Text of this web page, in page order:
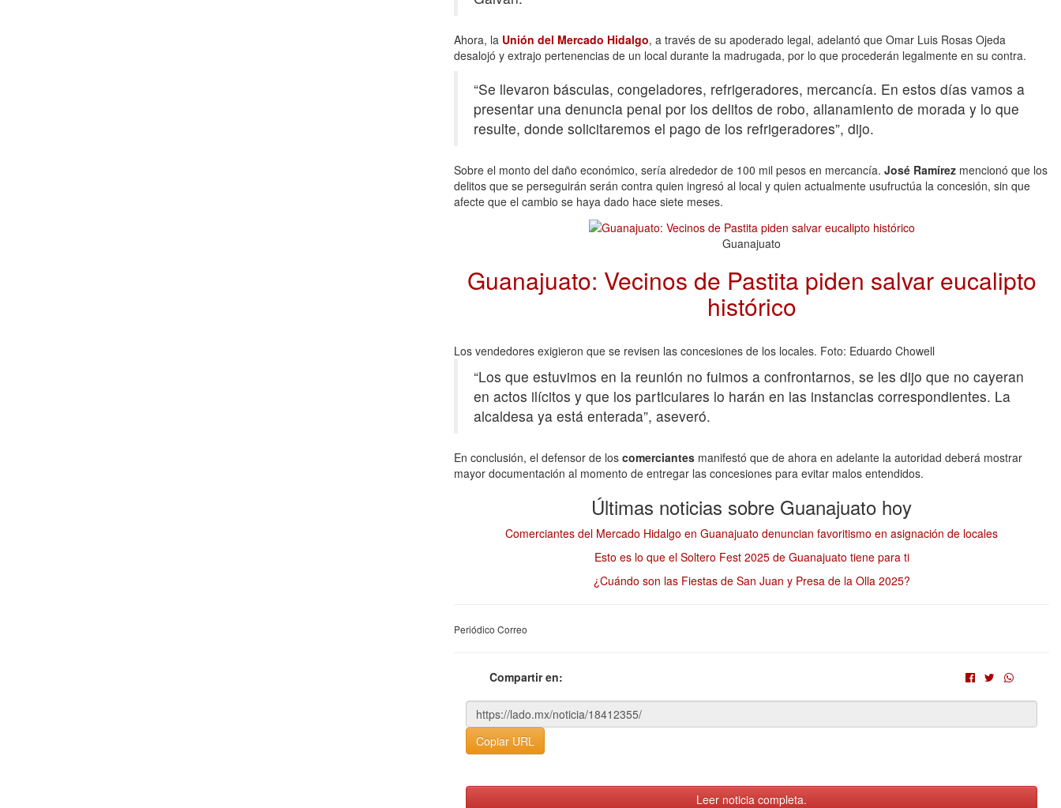
Ahora, la Unión del Mercado Hidalgo, a través de su apoderado legal, adelantó que Omar Luis Rosas Ojeda
desalojó y extrajo pertenencias de un local durante la madrugada, por lo que procederán legalmente en su contra.
“Se llevaron básculas, congeladores, refrigeradores, mercancía. En estos días vamos a
presentar una denuncia penal por los delitos de robo, allanamiento de morada y lo que
resulte, donde solicitaremos el pago de los refrigeradores”, dijo.
Sobre el monto del daño económico, sería alrededor de 100 mil pesos en mercancía. José Ramírez mencionó que los
delitos que se perseguirán serán contra quien ingresó al local y quien actualmente usufructúa la concesión, sin que
afecte que el cambio se haya dado hace siete meses.
Guanajuato
Guanajuato: Vecinos de Pastita piden salvar eucalipto
histórico
Los vendedores exigieron que se revisen las concesiones de los locales. Foto: Eduardo Chowell
“Los que estuvimos en la reunión no fuimos a confrontarnos, se les dijo que no cayeran
en actos ilícitos y que los particulares lo harán en las instancias correspondientes. La
alcaldesa ya está enterada”, aseveró.
En conclusión, el defensor de los comerciantes manifestó que de ahora en adelante la autoridad deberá mostrar
mayor documentación al momento de entregar las concesiones para evitar malos entendidos.
Últimas noticias sobre Guanajuato hoy
Comerciantes del Mercado Hidalgo en Guanajuato denuncian favoritismo en asignación de locales
Esto es lo que el Soltero Fest 2025 de Guanajuato tiene para ti
¿Cuándo son las Fiestas de San Juan y Presa de la Olla 2025?
Periódico Correo
Compartir en:
Copiar URL
Leer noticia completa.